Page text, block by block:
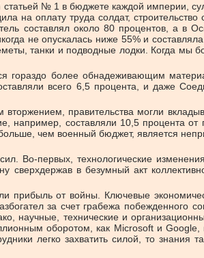
№ 1 в бюджете каждой империи,
на оплату труда солдат,
составлял около 80 процентов, а
не опускалась ниже 55% и
танки и подводные лодки. Когда мы
гораздо более обнадеживающим
всего 6,5 процента, и даже
правительства могли
например, составляли 10,5 процента
чем военный бюджет, является
Во-первых, технологические
сверхдержав в безумный акт
прибыль от войны. Ключевые
за счет грабежа
научные, технические и
оборотом, как Microsoft и
легко захватить силой, то